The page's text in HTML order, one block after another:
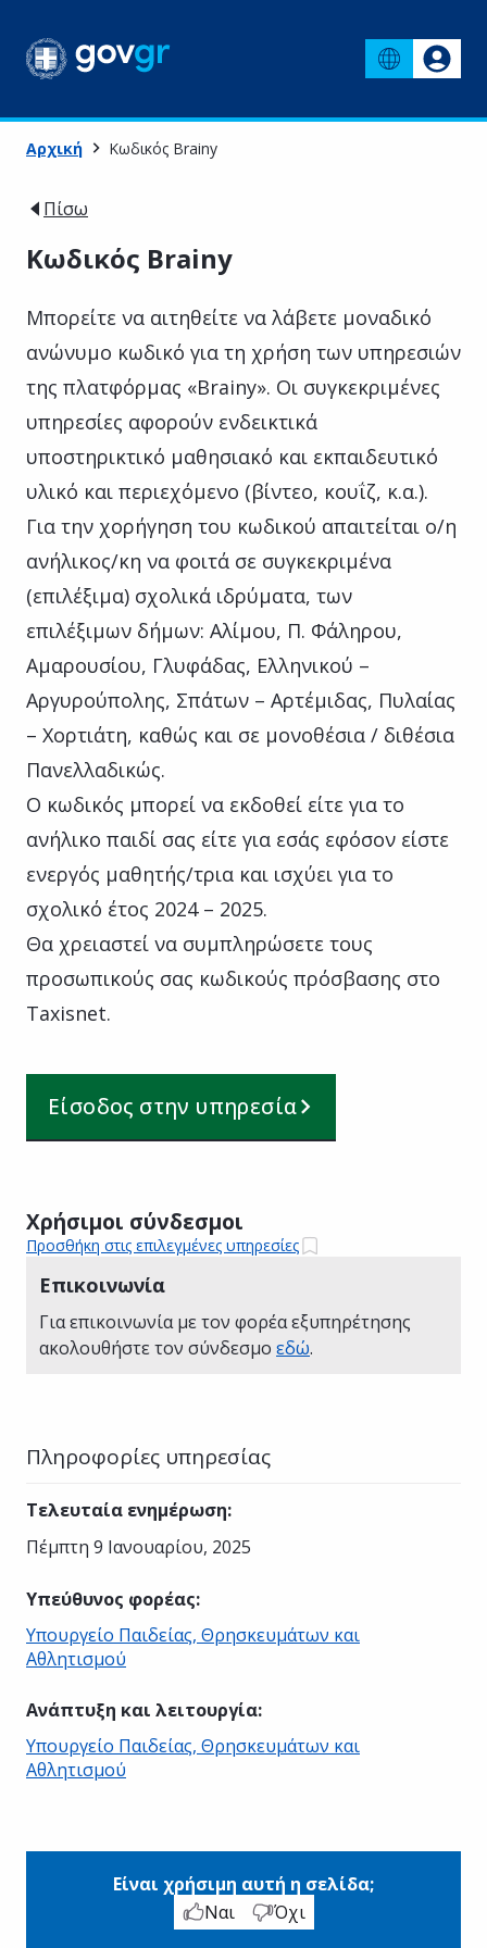
Αρχική Κωδικός Brainy
Πίσω
Κωδικός Brainy
Μπορείτε να αιτηθείτε να λάβετε μοναδικό
ανώνυμο κωδικό για τη χρήση των υπηρεσιών
της πλατφόρμας «Brainy». Οι συγκεκριμένες
υπηρεσίες αφορούν ενδεικτικά
υποστηρικτικό μαθησιακό και εκπαιδευτικό
υλικό και περιεχόμενο (βίντεο, κουΐζ, κ.α.).
Για την χορήγηση του κωδικού απαιτείται ο/η
ανήλικος/κη να φοιτά σε συγκεκριμένα
(επιλέξιμα) σχολικά ιδρύματα, των
επιλέξιμων δήμων: Αλίμου, Π. Φάληρου,
Αμαρουσίου, Γλυφάδας, Ελληνικού –
Αργυρούπολης, Σπάτων – Αρτέμιδας, Πυλαίας
– Χορτιάτη, καθώς και σε μονοθέσια / διθέσια
Πανελλαδικώς.
Ο κωδικός μπορεί να εκδοθεί είτε για το
ανήλικο παιδί σας είτε για εσάς εφόσον είστε
ενεργός μαθητής/τρια και ισχύει για το
σχολικό έτος 2024 – 2025.
Θα χρειαστεί να συμπληρώσετε τους
προσωπικούς σας κωδικούς πρόσβασης στο
Taxisnet.
Είσοδος στην υπηρεσία
Χρήσιμοι σύνδεσμοι
Προσθήκη στις επιλεγμένες υπηρεσίες
Επικοινωνία
Για επικοινωνία με τον φορέα εξυπηρέτησης
ακολουθήστε τον σύνδεσμο εδώ.
Πληροφορίες υπηρεσίας
Τελευταία ενημέρωση:
Πέμπτη 9 Ιανουαρίου, 2025
Υπεύθυνος φορέας:
Υπουργείο Παιδείας, Θρησκευμάτων και
Αθλητισμού
Ανάπτυξη και λειτουργία:
Υπουργείο Παιδείας, Θρησκευμάτων και
Αθλητισμού
Είναι χρήσιμη αυτή η σελίδα;
Ναι
Όχι